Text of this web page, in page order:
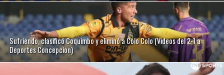
Sufriendo, clasificó Coquimbo y eliminó a Colo Colo (Videos del 2-1 a
Deportes Concepcion)